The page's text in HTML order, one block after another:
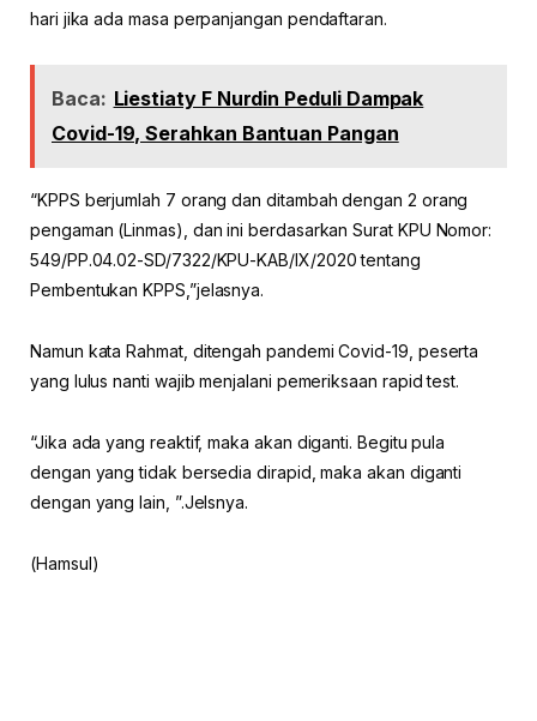
hari jika ada masa perpanjangan pendaftaran.
Baca: Liestiaty F Nurdin Peduli Dampak
Covid-19, Serahkan Bantuan Pangan
“KPPS berjumlah 7 orang dan ditambah dengan 2 orang
pengaman (Linmas), dan ini berdasarkan Surat KPU Nomor:
549/PP.04.02-SD/7322/KPU-KAB/IX/2020 tentang
Pembentukan KPPS,”jelasnya.
Namun kata Rahmat, ditengah pandemi Covid-19, peserta
yang lulus nanti wajib menjalani pemeriksaan rapid test.
“Jika ada yang reaktif, maka akan diganti. Begitu pula
dengan yang tidak bersedia dirapid, maka akan diganti
dengan yang lain, ”.Jelsnya.
(Hamsul)